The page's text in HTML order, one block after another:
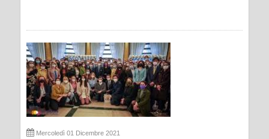
Mercoledì 01 Dicembre 2021